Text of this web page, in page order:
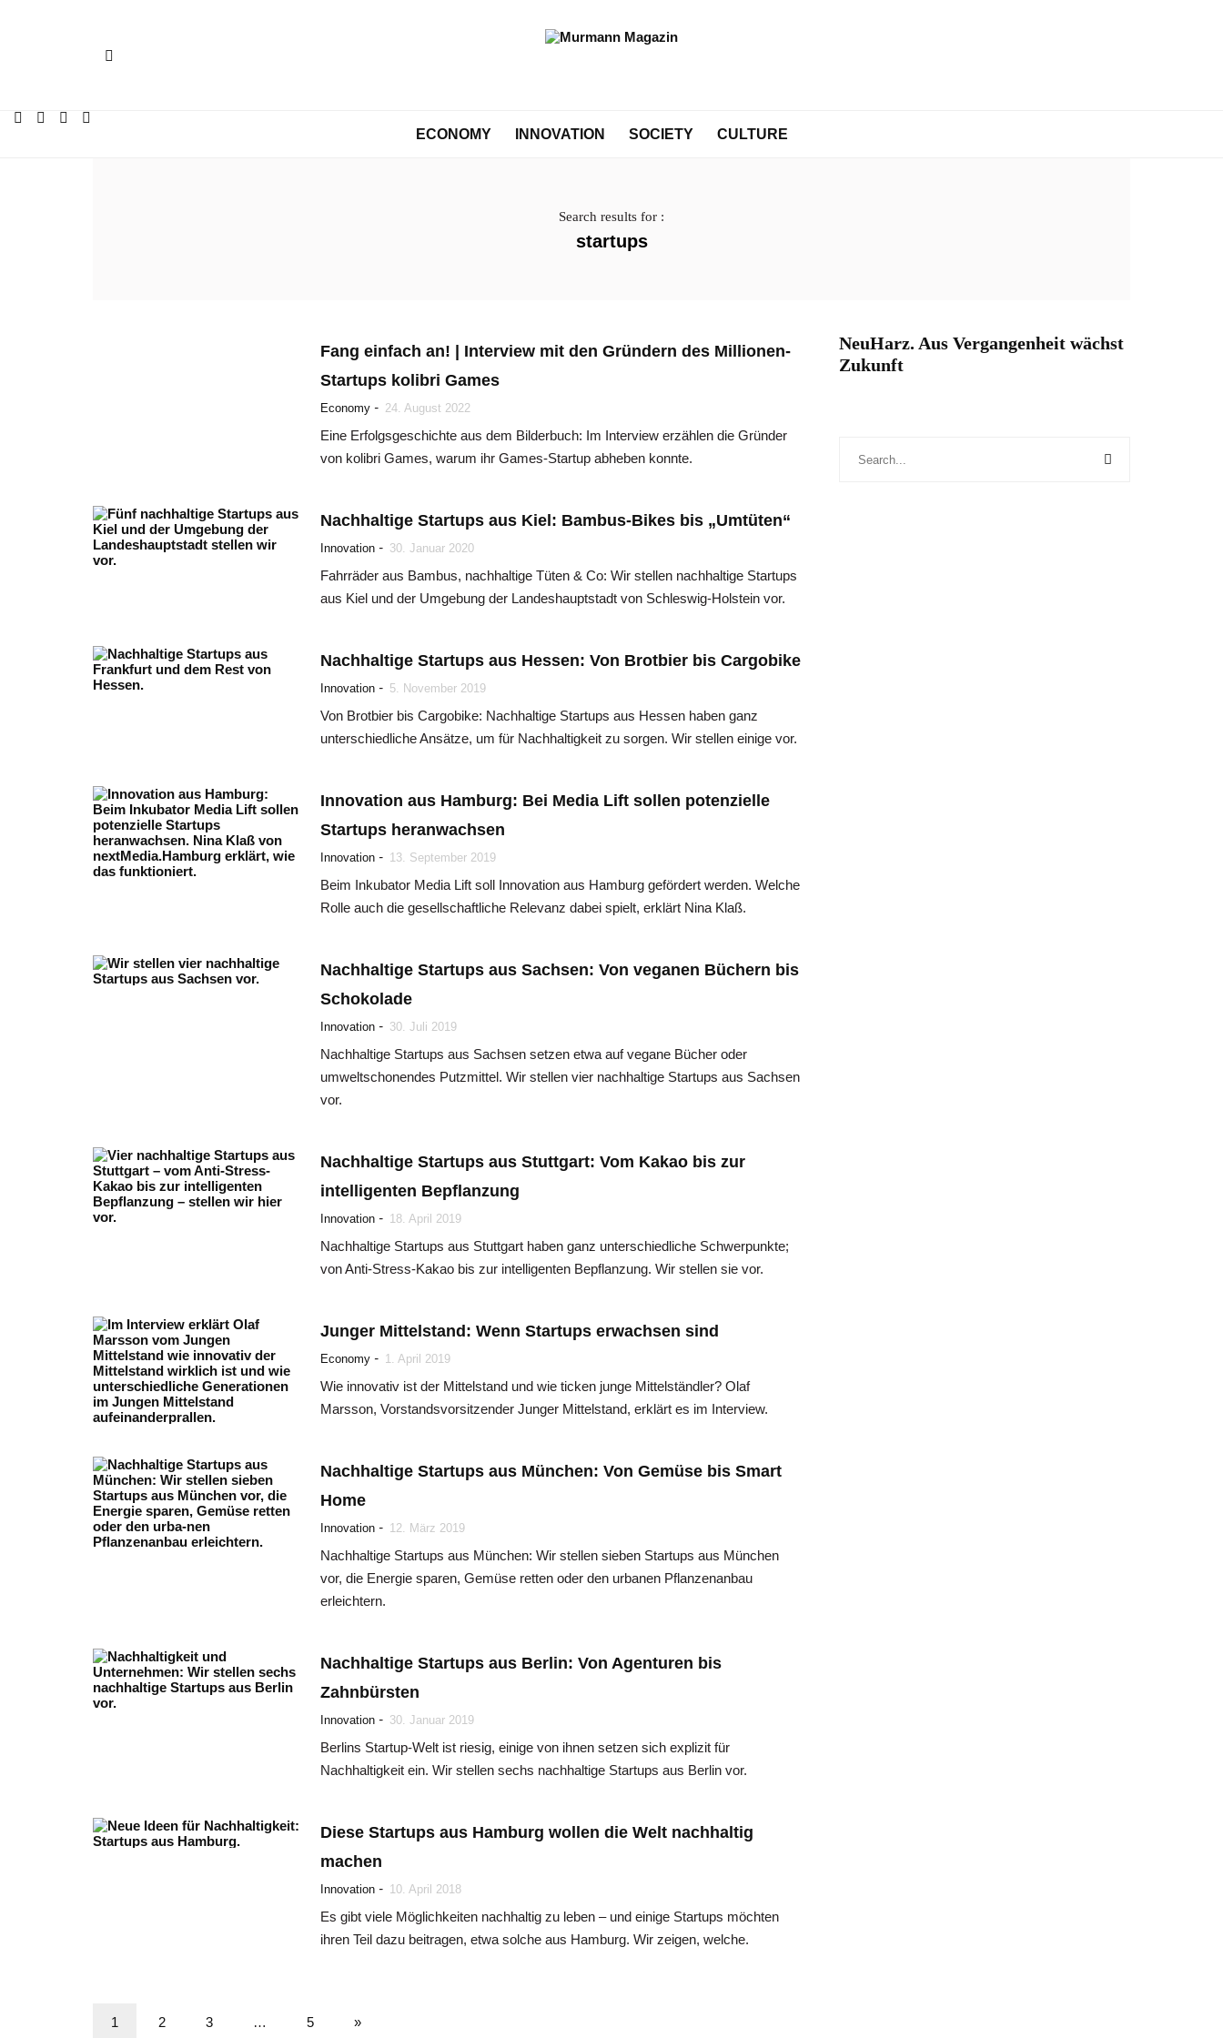
ECONOMY INNOVATION SOCIETY CULTURE
Search results for :
startups
Fang einfach an! | Interview mit den Gründern des Millionen-
Startups kolibri Games
Economy - 24. August 2022
Eine Erfolgsgeschichte aus dem Bilderbuch: Im Interview erzählen die Gründer
von kolibri Games, warum ihr Games-Startup abheben konnte.
Nachhaltige Startups aus Kiel: Bambus-Bikes bis „Umtüten“
Innovation - 30. Januar 2020
Fahrräder aus Bambus, nachhaltige Tüten & Co: Wir stellen nachhaltige Startups
aus Kiel und der Umgebung der Landeshauptstadt von Schleswig-Holstein vor.
Nachhaltige Startups aus Hessen: Von Brotbier bis Cargobike
Innovation - 5. November 2019
Von Brotbier bis Cargobike: Nachhaltige Startups aus Hessen haben ganz
unterschiedliche Ansätze, um für Nachhaltigkeit zu sorgen. Wir stellen einige vor.
Innovation aus Hamburg: Bei Media Lift sollen potenzielle
Startups heranwachsen
Innovation - 13. September 2019
Beim Inkubator Media Lift soll Innovation aus Hamburg gefördert werden. Welche
Rolle auch die gesellschaftliche Relevanz dabei spielt, erklärt Nina Klaß.
Nachhaltige Startups aus Sachsen: Von veganen Büchern bis
Schokolade
Innovation - 30. Juli 2019
Nachhaltige Startups aus Sachsen setzen etwa auf vegane Bücher oder
umweltschonendes Putzmittel. Wir stellen vier nachhaltige Startups aus Sachsen
vor.
Nachhaltige Startups aus Stuttgart: Vom Kakao bis zur
intelligenten Bepflanzung
Innovation - 18. April 2019
Nachhaltige Startups aus Stuttgart haben ganz unterschiedliche Schwerpunkte;
von Anti-Stress-Kakao bis zur intelligenten Bepflanzung. Wir stellen sie vor.
Junger Mittelstand: Wenn Startups erwachsen sind
Economy - 1. April 2019
Wie innovativ ist der Mittelstand und wie ticken junge Mittelständler? Olaf
Marsson, Vorstandsvorsitzender Junger Mittelstand, erklärt es im Interview.
Nachhaltige Startups aus München: Von Gemüse bis Smart
Home
Innovation - 12. März 2019
Nachhaltige Startups aus München: Wir stellen sieben Startups aus München
vor, die Energie sparen, Gemüse retten oder den urbanen Pflanzenanbau
erleichtern.
Nachhaltige Startups aus Berlin: Von Agenturen bis
Zahnbürsten
Innovation - 30. Januar 2019
Berlins Startup-Welt ist riesig, einige von ihnen setzen sich explizit für
Nachhaltigkeit ein. Wir stellen sechs nachhaltige Startups aus Berlin vor.
Diese Startups aus Hamburg wollen die Welt nachhaltig
machen
Innovation - 10. April 2018
Es gibt viele Möglichkeiten nachhaltig zu leben – und einige Startups möchten
ihren Teil dazu beitragen, etwa solche aus Hamburg. Wir zeigen, welche.
1 2 3 … 5 »
NeuHarz. Aus Vergangenheit wächst
Zukunft